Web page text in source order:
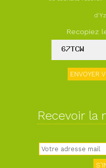
Recopiez
Recevoir la